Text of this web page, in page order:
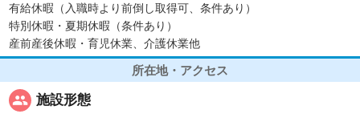
有給休暇（入職時より前倒し取得可、条件あり）
特別休暇・夏期休暇（条件あり）
産前産後休暇・育児休業、介護休業他
所在地・アクセス
people 施設形態